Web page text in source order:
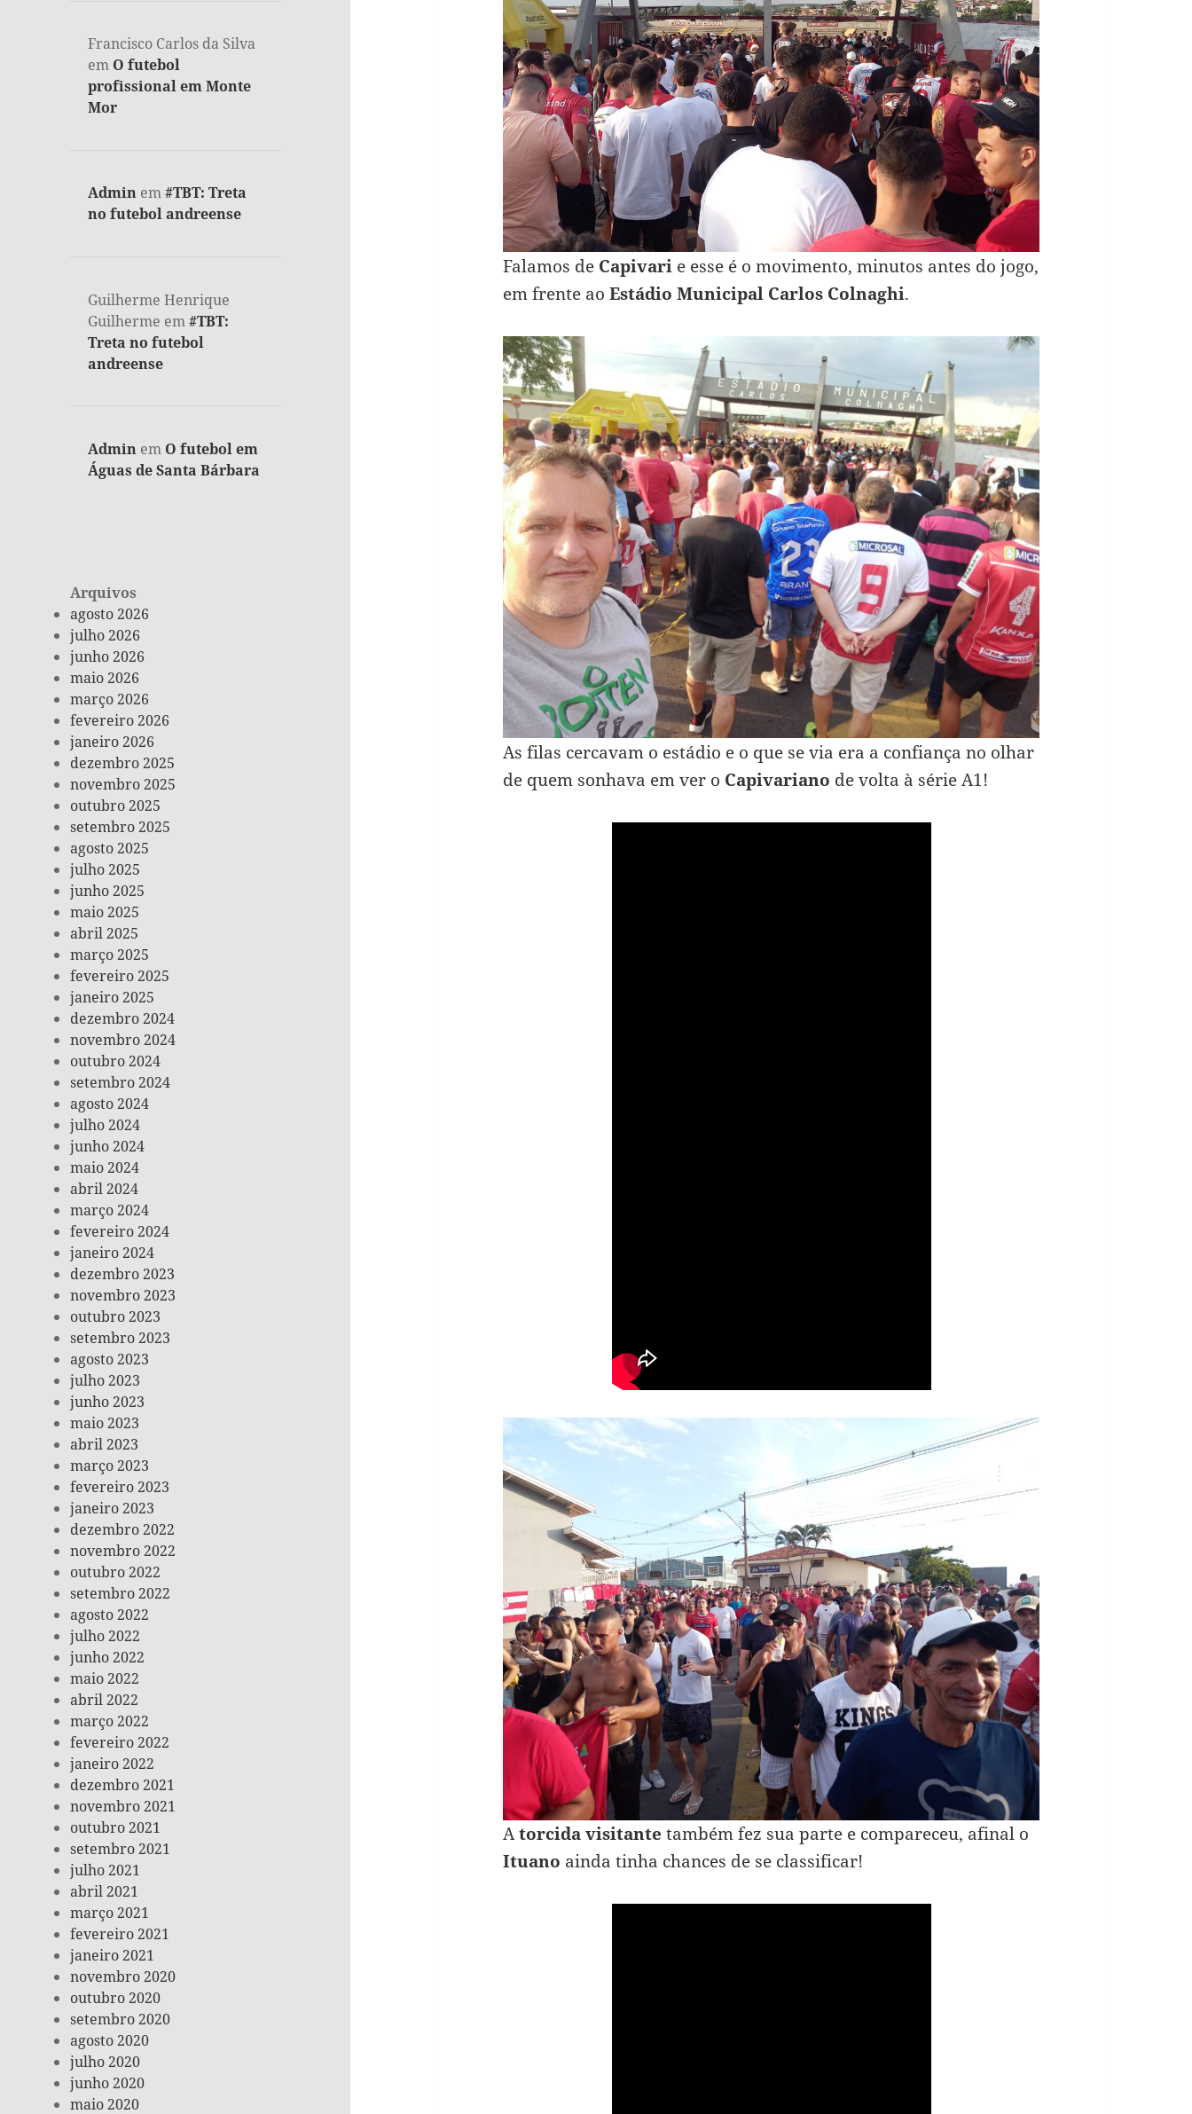
Francisco Carlos da Silva
em O futebol
profissional em Monte
Mor
Admin em#TBT: Treta
no futebol andreense
Guilherme Henrique
Guilherme em#TBT:
Treta no futebol
andreense
Admin em O futebol em
Águas de Santa Bárbara
Arquivos
agosto 2026
julho 2026
junho 2026
maio 2026
março 2026
fevereiro 2026
janeiro 2026
dezembro 2025
novembro 2025
outubro 2025
setembro 2025
agosto 2025
julho 2025
junho 2025
maio 2025
abril 2025
março 2025
fevereiro 2025
janeiro 2025
dezembro 2024
novembro 2024
outubro 2024
setembro 2024
agosto 2024
julho 2024
junho 2024
maio 2024
abril 2024
março 2024
fevereiro 2024
janeiro 2024
dezembro 2023
novembro 2023
outubro 2023
setembro 2023
agosto 2023
julho 2023
junho 2023
maio 2023
abril 2023
março 2023
fevereiro 2023
janeiro 2023
dezembro 2022
novembro 2022
outubro 2022
setembro 2022
agosto 2022
julho 2022
junho 2022
maio 2022
abril 2022
março 2022
fevereiro 2022
janeiro 2022
dezembro 2021
novembro 2021
outubro 2021
setembro 2021
julho 2021
abril 2021
março 2021
fevereiro 2021
janeiro 2021
novembro 2020
outubro 2020
setembro 2020
agosto 2020
julho 2020
junho 2020
maio 2020
Falamos de Capivarie esse é o movimento, minutos antes do jogo,
em frente ao Estádio Municipal Carlos Colnaghi.
As filas cercavam o estádio e o que se via era a confiança no olhar
de quem sonhava em ver o Capivariano de volta à série A1!
Atorcida visitante também fez sua parte e compareceu, afinal o
Ituano ainda tinha chances de se classificar!